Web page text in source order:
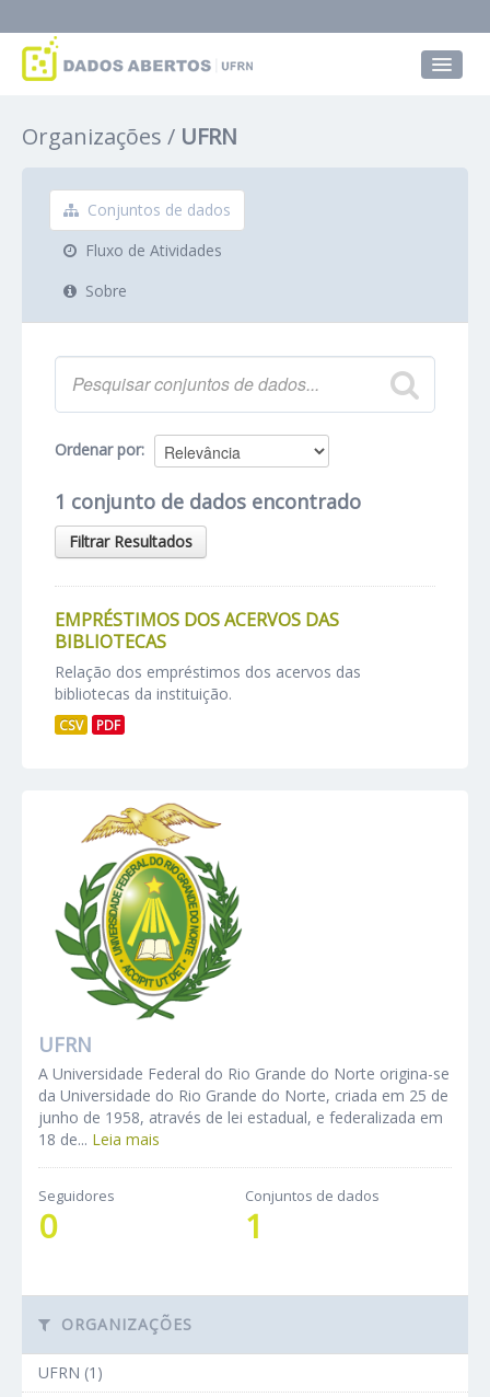
Grupos
Sobre
Organizações UFRN
Conjuntos de dados
Fluxo de Atividades
Sobre
Ordenar por
1 conjunto de dados encontrado
Filtrar Resultados
EMPRÉSTIMOS DOS ACERVOS DAS
BIBLIOTECAS
Relação dos empréstimos dos acervos das
bibliotecas da instituição.
CSV PDF
UFRN
A Universidade Federal do Rio Grande do Norte origina-se
da Universidade do Rio Grande do Norte, criada em 25 de
junho de 1958, através de lei estadual, e federalizada em
18 de... Leia mais
Seguidores
0
Conjuntos de dados
1
ORGANIZAÇÕES
UFRN (1)